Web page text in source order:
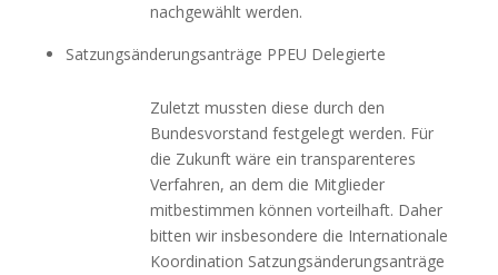
nachgewählt werden.
Satzungsänderungsanträge PPEU Delegierte
Zuletzt mussten diese durch den
Bundesvorstand festgelegt werden. Für
die Zukunft wäre ein transparenteres
Verfahren, an dem die Mitglieder
mitbestimmen können vorteilhaft. Daher
bitten wir insbesondere die Internationale
Koordination Satzungsänderungsanträge